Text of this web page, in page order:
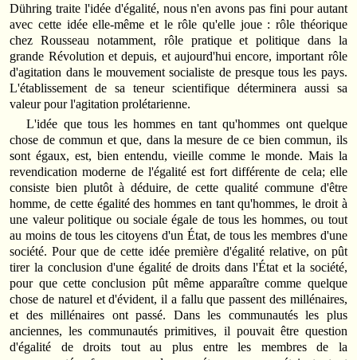
Dühring traite l'idée d'égalité, nous n'en avons pas fini pour autant
avec cette idée elle-même et le rôle qu'elle joue : rôle théorique
chez Rousseau notamment, rôle pratique et politique dans la
grande Révolution et depuis, et aujourd'hui encore, important rôle
d'agitation dans le mouvement socialiste de presque tous les pays.
L'établissement de sa teneur scientifique déterminera aussi sa
valeur pour l'agitation prolétarienne.
L'idée que tous les hommes en tant qu'hommes ont quelque
chose de commun et que, dans la mesure de ce bien commun, ils
sont égaux, est, bien entendu, vieille comme le monde. Mais la
revendication moderne de l'égalité est fort différente de cela; elle
consiste bien plutôt à déduire, de cette qualité commune d'être
homme, de cette égalité des hommes en tant qu'hommes, le droit à
une valeur politique ou sociale égale de tous les hommes, ou tout
au moins de tous les citoyens d'un État, de tous les membres d'une
société. Pour que de cette idée première d'égalité relative, on pût
tirer la conclusion d'une égalité de droits dans l'État et la société,
pour que cette conclusion pût même apparaître comme quelque
chose de naturel et d'évident, il a fallu que passent des millénaires,
et des millénaires ont passé. Dans les communautés les plus
anciennes, les communautés primitives, il pouvait être question
d'égalité de droits tout au plus entre les membres de la